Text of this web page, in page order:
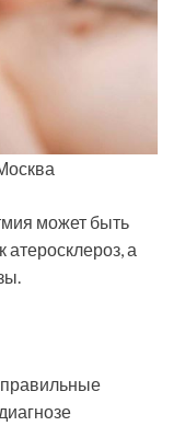
может быть
атеросклероз, а